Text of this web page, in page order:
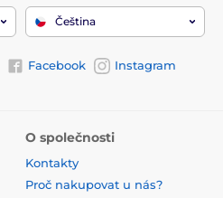
Čeština
Facebook
Instagram
O společnosti
Kontakty
Proč nakupovat u nás?